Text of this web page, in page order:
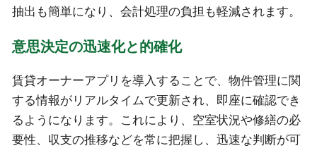
抽出も簡単になり、会計処理の負担も軽減されます。
意思決定の迅速化と的確化
賃貸オーナーアプリを導入することで、物件管理に関
する情報がリアルタイムで更新され、即座に確認でき
るようになります。これにより、空室状況や修繕の必
要性、収支の推移などを常に把握し、迅速な判断が可